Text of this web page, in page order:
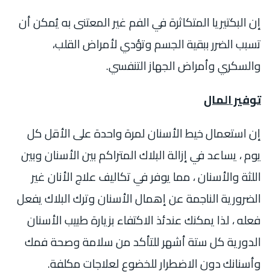
إن البكتيريا المتكاثرة في الفم غير المعتنى به يُمكن أن
تسبب الضرر ببقية الجسم وتؤدي لأمراض القلب،
والسكري وأمراض الجهاز التنفسي.
توفير المال
إن استعمال خيط الأسنان لمرة واحدة على الأقل كل
يوم ، يساعد في إزالة البلاك المتراكم بين الأسنان وبين
اللثة والأسنان ، مما يوفر في تكاليف علاج الأنان غير
الضرورية الناجمة عن إهمال الأسنان وترك البلاك يفعل
فعله ، لذا يمكنك عندئذ الاكتفاء بزيارة طبيب الأسنان
الدورية كل ستة أشهر للتأكد من سلامة وصحة فمك
وأسنانك دون الاضطرار للخضوع لعلاجات مكلفة.